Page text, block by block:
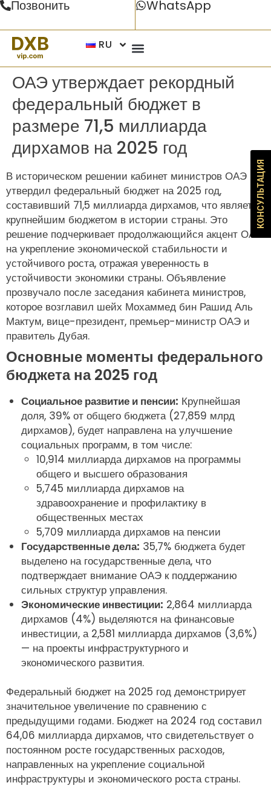
Позвонить WhatsApp
RU
ОАЭ утверждает рекордный
федеральный бюджет в
размере 71,5 миллиарда
дирхамов на 2025 год
В историческом решении кабинет министров ОАЭ
утвердил федеральный бюджет на 2025 год,
составивший 71,5 миллиарда дирхамов, что является
крупнейшим бюджетом в истории страны. Это
решение подчеркивает продолжающийся акцент ОАЭ
на укрепление экономической стабильности и
устойчивого роста, отражая уверенность в
устойчивости экономики страны. Объявление
прозвучало после заседания кабинета министров,
которое возглавил шейх Мохаммед бин Рашид Аль
Мактум, вице-президент, премьер-министр ОАЭ и
правитель Дубая.
Основные моменты федерального
бюджета на 2025 год
Социальное развитие и пенсии: Крупнейшая
доля, 39% от общего бюджета (27,859 млрд
дирхамов), будет направлена на улучшение
социальных программ, в том числе:
10,914 миллиарда дирхамов на программы
общего и высшего образования
5,745 миллиарда дирхамов на
здравоохранение и профилактику в
общественных местах
5,709 миллиарда дирхамов на пенсии
Государственные дела: 35,7% бюджета будет
выделено на государственные дела, что
подтверждает внимание ОАЭ к поддержанию
сильных структур управления.
Экономические инвестиции: 2,864 миллиарда
дирхамов (4%) выделяются на финансовые
инвестиции, а 2,581 миллиарда дирхамов (3,6%)
— на проекты инфраструктурного и
экономического развития.
Федеральный бюджет на 2025 год демонстрирует
значительное увеличение по сравнению с
предыдущими годами. Бюджет на 2024 год составил
64,06 миллиарда дирхамов, что свидетельствует о
постоянном росте государственных расходов,
направленных на укрепление социальной
инфраструктуры и экономического роста страны.
КОНСУЛЬТАЦИЯ